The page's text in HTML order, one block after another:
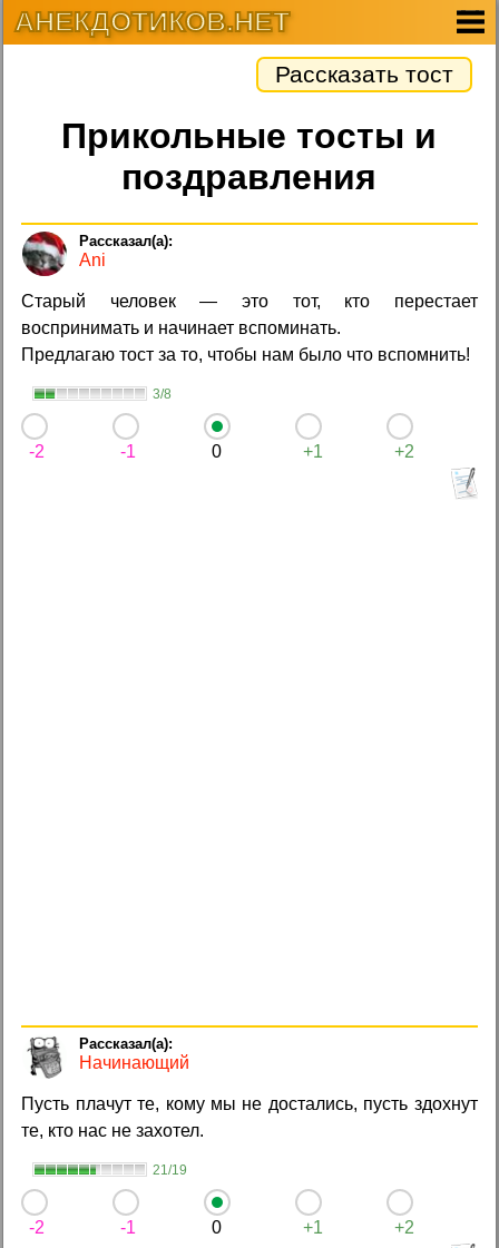
АНЕКДОТИКОВ.НЕТ
Рассказать тост
Прикольные тосты и
поздравления
Ani
Старый человек — это тот, кто перестает
воспринимать и начинает вспоминать.
Предлагаю тост за то, чтобы нам было что вспомнить!
3/8
-2 -1 0 +1 +2
Начинающий
Пусть плачут те, кому мы не достались, пусть здохнут
те, кто нас не захотел.
21/19
-2 -1 0 +1 +2